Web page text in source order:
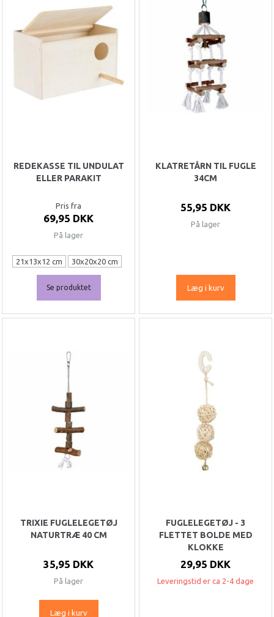
REDEKASSE TIL UNDULAT
ELLER PARAKIT
Pris fra
69,95 DKK
På lager
21x13x12 cm 30x20x20 cm
Se produktet
KLATRETÅRN TIL FUGLE
34CM
55,95 DKK
På lager
Læg i kurv
TRIXIE FUGLELEGETØJ
NATURTRÆ 40 CM
35,95 DKK
På lager
Læg i kurv
FUGLELEGETØJ - 3
FLETTET BOLDE MED
KLOKKE
29,95 DKK
Leveringstid er ca 2-4 dage